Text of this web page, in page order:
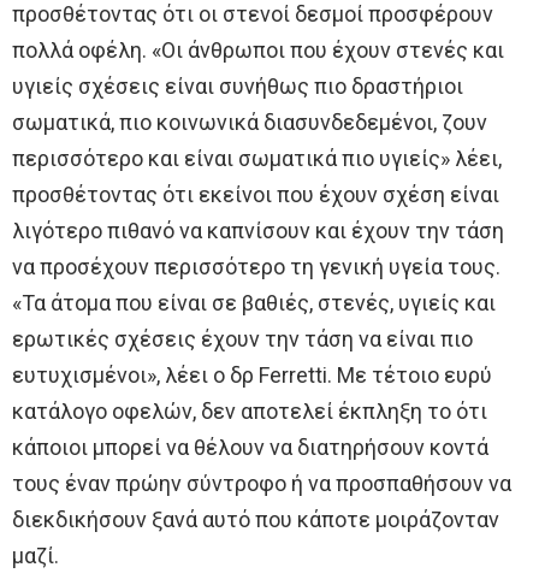
προσθέτοντας ότι οι στενοί δεσμοί προσφέρουν
πολλά οφέλη. «Οι άνθρωποι που έχουν στενές και
υγιείς σχέσεις είναι συνήθως πιο δραστήριοι
σωματικά, πιο κοινωνικά διασυνδεδεμένοι, ζουν
περισσότερο και είναι σωματικά πιο υγιείς» λέει,
προσθέτοντας ότι εκείνοι που έχουν σχέση είναι
λιγότερο πιθανό να καπνίσουν και έχουν την τάση
να προσέχουν περισσότερο τη γενική υγεία τους.
«Τα άτομα που είναι σε βαθιές, στενές, υγιείς και
ερωτικές σχέσεις έχουν την τάση να είναι πιο
ευτυχισμένοι», λέει ο δρ Ferretti. Με τέτοιο ευρύ
κατάλογο οφελών, δεν αποτελεί έκπληξη το ότι
κάποιοι μπορεί να θέλουν να διατηρήσουν κοντά
τους έναν πρώην σύντροφο ή να προσπαθήσουν να
διεκδικήσουν ξανά αυτό που κάποτε μοιράζονταν
μαζί.